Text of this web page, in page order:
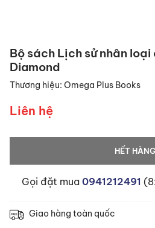
Bộ sách Lịch sử nhân loại
Diamond
Thương hiệu: Omega Plus Books
Liên hệ
HẾT HÀNG
Gọi đặt mua 0941212491
Giao hàng toàn quốc